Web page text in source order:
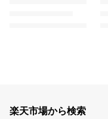
楽天市場から検索